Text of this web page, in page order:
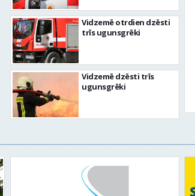
Vidzemē otrdien dzēsti
trīs ugunsgrēki
Vidzemē dzēsti trīs
ugunsgrēki